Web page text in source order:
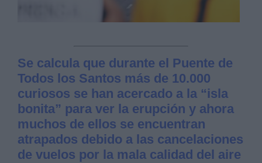
Se calcula que durante el Puente de
Todos los Santos más de 10.000
curiosos se han acercado a la “isla
bonita” para ver la erupción y ahora
muchos de ellos se encuentran
atrapados debido a las cancelaciones
de vuelos por la mala calidad del aire